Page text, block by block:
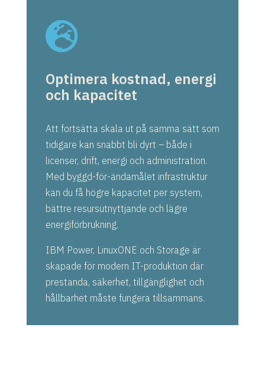

Optimera kostnad, energi
och kapacitet
Att fortsätta skala ut på samma sätt som
tidigare kan snabbt bli dyrt – både i
licenser, drift, energi och administration.
Med byggd-för-ändamålet infrastruktur
kan du få högre kapacitet per system,
bättre resursutnyttjande och lägre
energiförbrukning.
IBM Power, LinuxONE och Storage är
skapade för modern IT-produktion där
prestanda, säkerhet, tillgänglighet och
hållbarhet måste fungera tillsammans.